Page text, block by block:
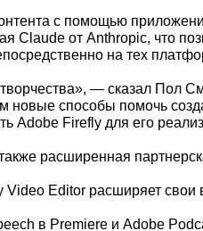
с помощью
Claude от Anthropic, что
на тех
— сказал Пол
новые способы помочь
Adobe Firefly для его
расширенная
Editor расширяет свои
в Premiere и Adobe